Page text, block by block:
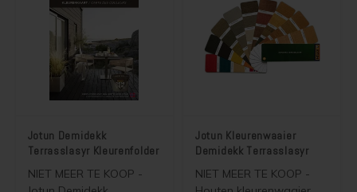
Jotun Demidekk
Terrasslasyr Kleurenfolder
NIET MEER TE KOOP -
Jotun Kleurenwaaier
Demidekk Terrasslasyr
NIET MEER TE KOOP -